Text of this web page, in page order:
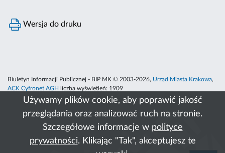
Używamy plików cookie, aby poprawić jakość
przeglądania oraz analizować ruch na stronie.
Szczegółowe informacje w polityce
prywatności. Klikając "Tak", akceptujesz te
Wersja do druku
Biuletyn Informacji Publicznej - BIP MK © 2003-2026, Urząd Miasta Krakowa,
ACK Cyfronet AGH
liczba wyświetleń: 1909